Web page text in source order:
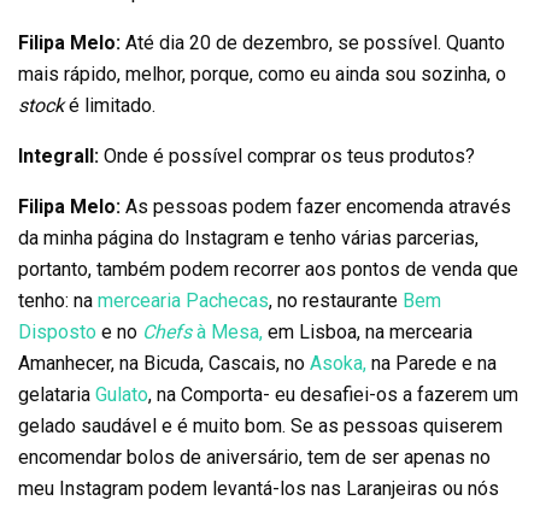
Filipa Melo: Até dia 20 de dezembro, se possível. Quanto
mais rápido, melhor, porque, como eu ainda sou sozinha, o
stocké limitado.
Integrall: Onde é possível comprar os teus produtos?
Filipa Melo: As pessoas podem fazer encomenda através
da minha página do Instagram e tenho várias parcerias,
portanto, também podem recorrer aos pontos de venda que
tenho: na mercearia Pachecas, no restaurante Bem
Disposto e no Chefsà Mesa, em Lisboa, na mercearia
Amanhecer, na Bicuda, Cascais, no Asoka, na Parede e na
gelataria Gulato, na Comporta- eu desafiei-os a fazerem um
gelado saudável e é muito bom. Se as pessoas quiserem
encomendar bolos de aniversário, tem de ser apenas no
meu Instagram podem levantá-los nas Laranjeiras ou nós